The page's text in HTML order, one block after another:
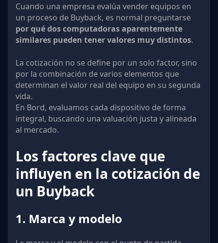
Cuando una empresa evalúa vender equipos en
un proceso de Buyback, es normal preguntarse
por qué dos computadoras aparentemente
similares pueden tener valores muy distintos.
La cotización no se define por un solo factor, sino
por la combinación de varios elementos que
determinan el valor real del equipo en su segunda
vida.
En Bord, evaluamos cada dispositivo de forma
integral, buscando una valuación justa y alineada
al mercado.
Los factores clave que
influyen en la cotización de
un Buyback
1. Marca y modelo